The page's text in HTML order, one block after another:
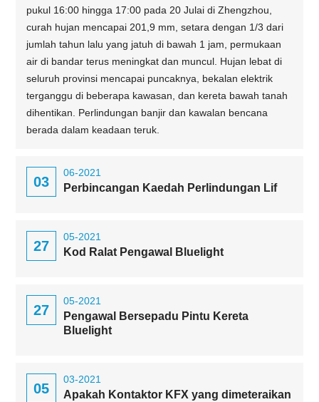
pukul 16:00 hingga 17:00 pada 20 Julai di Zhengzhou,
curah hujan mencapai 201,9 mm, setara dengan 1/3 dari
jumlah tahun lalu yang jatuh di bawah 1 jam, permukaan
air di bandar terus meningkat dan muncul. Hujan lebat di
seluruh provinsi mencapai puncaknya, bekalan elektrik
terganggu di beberapa kawasan, dan kereta bawah tanah
dihentikan. Perlindungan banjir dan kawalan bencana
berada dalam keadaan teruk.
03
06-2021
Perbincangan Kaedah Perlindungan Lif
27
05-2021
Kod Ralat Pengawal Bluelight
27
05-2021
Pengawal Bersepadu Pintu Kereta
Bluelight
05
03-2021
Apakah Kontaktor KFX yang dimeteraikan